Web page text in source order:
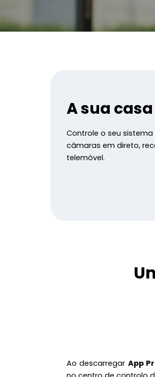
A sua
Controle o seu
câmaras em direto,
telemóvel.
Ao descarregar App